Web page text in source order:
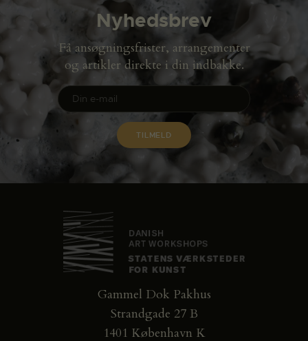
Nyhedsbrev
Få ansøgningsfrister, arrangementer
og artikler direkte i din indbakke.
Gammel Dok Pakhus
Strandgade 27 B
1401 København K